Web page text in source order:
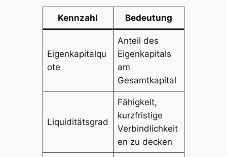
Kennzahl Bedeutung
Eigenkapitalqu
ote
Anteil des
Eigenkapitals
am
Gesamtkapital
Liquiditätsgrad
Fähigkeit,
kurzfristige
Verbindlichkeit
en zu decken